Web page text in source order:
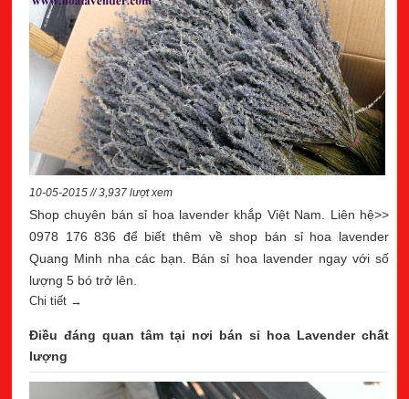
10-05-2015 // 3,937 lượt xem
Shop chuyên bán sỉ hoa lavender khắp Việt Nam. Liên hệ>>
0978 176 836 để biết thêm về shop bán sỉ hoa lavender
Quang Minh nha các bạn. Bán sỉ hoa lavender ngay với số
lượng 5 bó trở lên.
Chi tiết →
Điều đáng quan tâm tại nơi bán sỉ hoa Lavender chất
lượng